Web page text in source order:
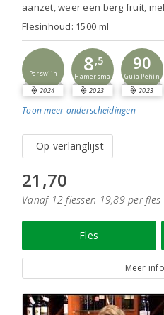
aanzet, weer een berg fruit,
Flesinhoud: 1500 ml
Perswijn
2024
8,5
Hamersma
2023
90
Guía Peñín
2023
Toon meer onderscheidingen
Op verlanglijst
21,70
Vanaf 12 flessen 19,89 per fles
Fles
Meer